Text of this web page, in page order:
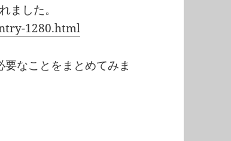
ました。
1280.html
なことをまとめてみま